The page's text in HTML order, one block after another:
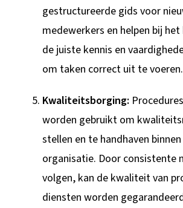
gestructureerde gids voor
medewerkers en helpen bij het
de juiste kennis en
om taken correct uit te voeren.
Kwaliteitsborging:
worden gebruikt om
stellen en te handhaven binnen
organisatie. Door consistente
volgen, kan de kwaliteit van
diensten worden